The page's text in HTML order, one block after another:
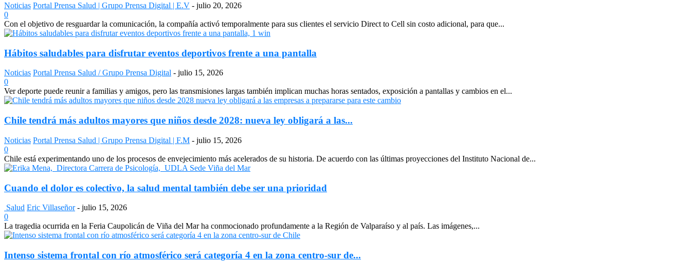
Noticias Portal Prensa Salud | Grupo Prensa Digital | E.V - julio 20, 2026
0
Con el objetivo de resguardar la comunicación, la compañía activó temporalmente para sus clientes el servicio Direct to Cell sin costo adicional, para que...
Hábitos saludables para disfrutar eventos deportivos frente a una pantalla
Noticias Portal Prensa Salud / Grupo Prensa Digital - julio 15, 2026
0
Ver deporte puede reunir a familias y amigos, pero las transmisiones largas también implican muchas horas sentados, exposición a pantallas y cambios en el...
Chile tendrá más adultos mayores que niños desde 2028: nueva ley obligará a las...
Noticias Portal Prensa Salud | Grupo Prensa Digital | F.M - julio 15, 2026
0
Chile está experimentando uno de los procesos de envejecimiento más acelerados de su historia. De acuerdo con las últimas proyecciones del Instituto Nacional de...
Cuando el dolor es colectivo, la salud mental también debe ser una prioridad
Salud Eric Villaseñor - julio 15, 2026
0
La tragedia ocurrida en la Feria Caupolicán de Viña del Mar ha conmocionado profundamente a la Región de Valparaíso y al país. Las imágenes,...
Intenso sistema frontal con río atmosférico será categoría 4 en la zona centro-sur de...